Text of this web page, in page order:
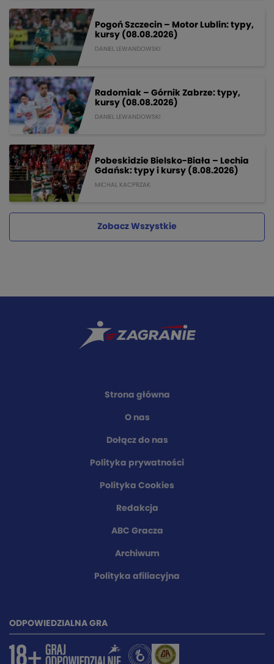
Pogoń Szczecin – Motor Lublin: typy,
kursy (08.08.2026)
DANIEL LEWANDOWSKI
Radomiak – Górnik Zabrze: typy,
kursy (08.08.2026)
DANIEL LEWANDOWSKI
Pobeskidzie Bielsko-Biała – Lechia
Gdańsk: typy i kursy (8.08.2026)
MICHAL KACPRZAK
Zobacz Wszystkie
Strona główna
O nas
Dołącz do nas
Polityka prywatności
Polityka Cookies
Redakcja
ABC Gracza
Archiwum
Polityka afiliacyjna
ODPOWIEDZIALNA GRA